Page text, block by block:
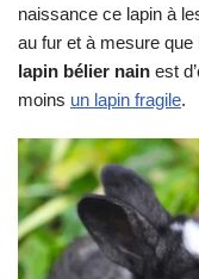
naissance ce lapin à
au fur et à mesure que
lapin bélier nain est
moins un lapin fragile.